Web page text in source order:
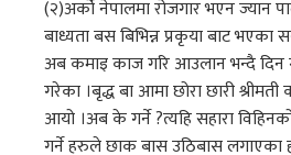
(२)अर्को नेपालमा रोजगार भएन ज्यान
बाध्यता बस बिभिन्न प्रकृया बाट भएका
अब कमाइ काज गरि आउलान भन्दै दिन
गरेका ।बृद्ध बा आमा छोरा छारी
आयो ।अब के गर्ने ?त्यहि सहारा
गर्ने हरुले छाक बास उठिबास लगाएका